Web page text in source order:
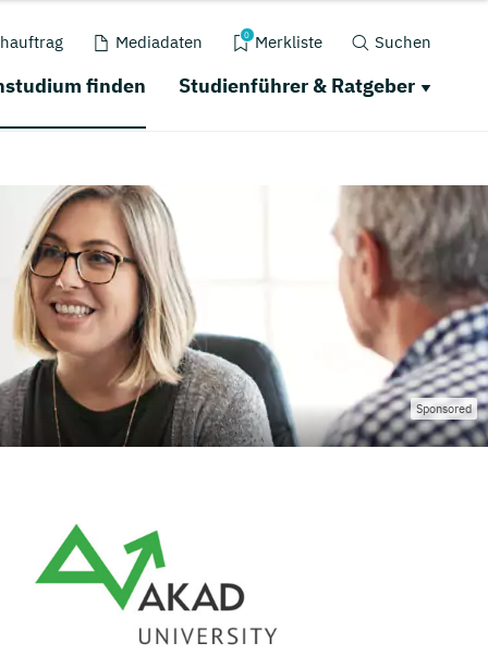
Mediadaten 0 Merkliste Suchen
finden Studienführer & Ratgeber
Sponsored